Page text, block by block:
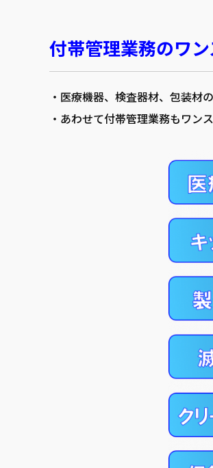
付帯管理業務のワ
・医療機器、検査器材、包装材
・あわせて付帯管理業務もワン